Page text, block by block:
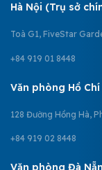
Hà Nội (Trụ sở
Toà G1, FiveStar
+84 919 01 8448
Văn phòng Hồ Chí
128 Đường Hồng Hà,
+84 919 02 8448
Văn phòng Đà